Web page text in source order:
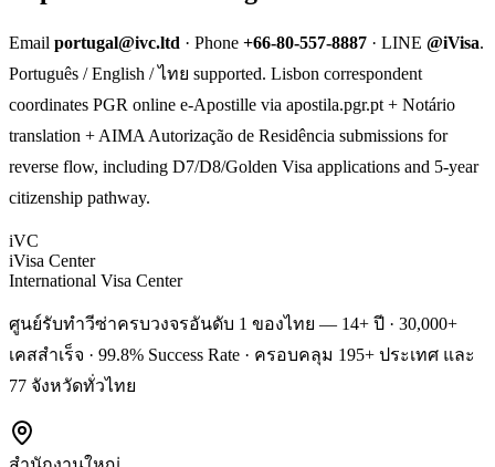
Email portugal@ivc.ltd · Phone +66-80-557-8887 · LINE @iVisa.
Português / English / ไทย supported. Lisbon correspondent
coordinates PGR online e-Apostille via apostila.pgr.pt + Notário
translation + AIMA Autorização de Residência submissions for
reverse flow, including D7/D8/Golden Visa applications and 5-year
citizenship pathway.
iVC
iVisa Center
International Visa Center
ศูนย์รับทำวีซ่าครบวงจรอันดับ 1 ของไทย — 14+ ปี · 30,000+
เคสสำเร็จ · 99.8% Success Rate · ครอบคลุม 195+ ประเทศ และ
77 จังหวัดทั่วไทย